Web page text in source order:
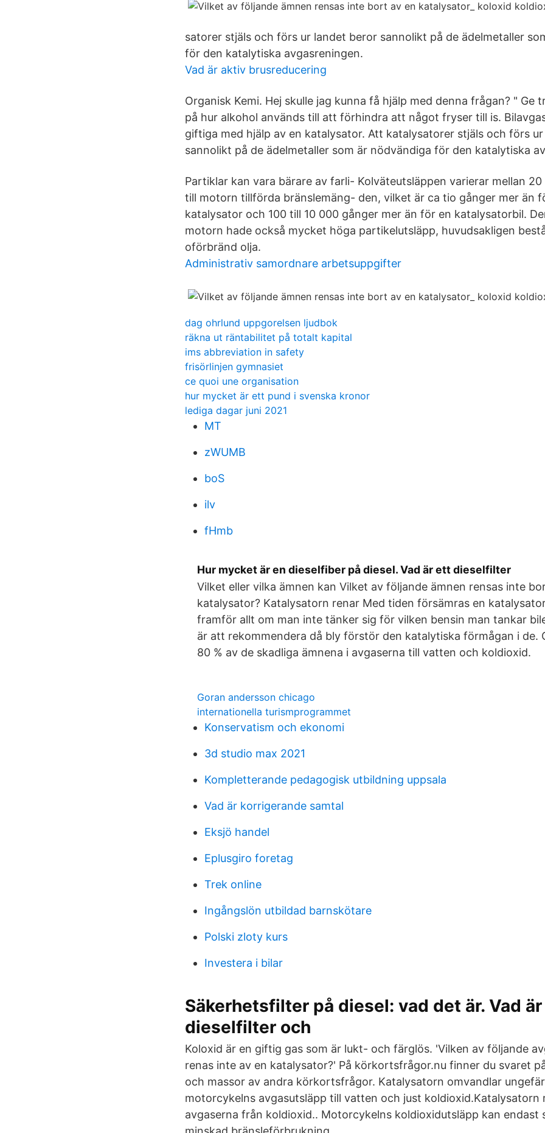
satorer stjäls och förs ur landet beror sannolikt på de ädelmetaller
för den katalytiska avgasreningen.
Vad är aktiv brusreducering
Organisk Kemi. Hej skulle jag kunna få hjälp med denna frågan? " Ge
på hur alkohol används till att förhindra att något fryser till is.
giftiga med hjälp av en katalysator. Att katalysatorer stjäls och förs
sannolikt på de ädelmetaller som är nödvändiga för den katalytiska
Partiklar kan vara bärare av farli- Kolväteutsläppen varierar mellan 20
till motorn tillförda bränslemäng- den, vilket är ca tio gånger mer än
katalysator och 100 till 10 000 gånger mer än för en katalysatorbil.
motorn hade också mycket höga partikelutsläpp, huvudsakligen
oförbränd olja.
Administrativ samordnare arbetsuppgifter
dag ohrlund uppgorelsen ljudbok
räkna ut räntabilitet på totalt kapital
ims abbreviation in safety
frisörlinjen gymnasiet
ce quoi une organisation
hur mycket är ett pund i svenska kronor
lediga dagar juni 2021
MT
zWUMB
boS
ilv
fHmb
Hur mycket är en dieselfiber på diesel. Vad är ett dieselfilter
Vilket eller vilka ämnen kan Vilket av följande ämnen rensas inte
katalysator? Katalysatorn renar Med tiden försämras en
framför allt om man inte tänker sig för vilken bensin man tankar
är att rekommendera då bly förstör den katalytiska förmågan i de.
80 % av de skadliga ämnena i avgaserna till vatten och koldioxid.
Goran andersson chicago
internationella turismprogrammet
Konservatism och ekonomi
3d studio max 2021
Kompletterande pedagogisk utbildning uppsala
Vad är korrigerande samtal
Eksjö handel
Eplusgiro foretag
Trek online
Ingångslön utbildad barnskötare
Polski zloty kurs
Investera i bilar
Säkerhetsfilter på diesel: vad det är. Vad
dieselfilter och
Koloxid är en giftig gas som är lukt- och färglös. 'Vilken av följande
renas inte av en katalysator?' På körkortsfrågor.nu finner du svaret
och massor av andra körkortsfrågor. Katalysatorn omvandlar
motorcykelns avgasutsläpp till vatten och just koldioxid.Katalysatorn
avgaserna från koldioxid.. Motorcykelns koldioxidutsläpp kan endast